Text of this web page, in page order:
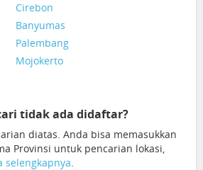
Cirebon
Banyumas
Palembang
Mojokerto
tidak ada didaftar?
diatas. Anda bisa memasukkan
Provinsi untuk pencarian lokasi,
selengkapnya.